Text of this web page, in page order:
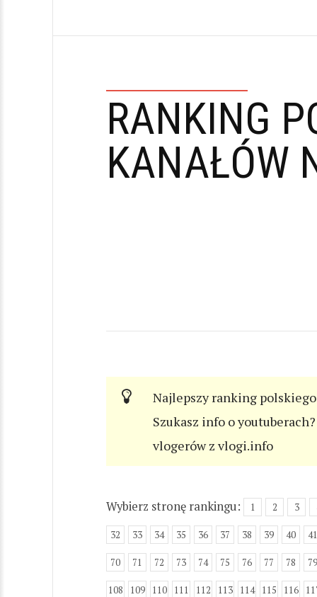
RANKING
KANAŁÓW
Najlepszy ranking
Szukasz info o
vlogerów z vlogi.info
Wybierz stronę rankingu: 1 2 3
32 33 34 35 36 37 38 39 40 41
70 71 72 73 74 75 76 77 78 79
108 109 110 111 112 113 114 115 116